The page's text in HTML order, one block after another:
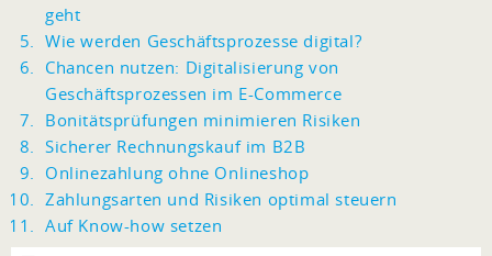
geht
Wie werden Geschäftsprozesse digital?
Chancen nutzen: Digitalisierung von
Geschäftsprozessen im E-Commerce
Bonitätsprüfungen minimieren Risiken
Sicherer Rechnungskauf im B2B
Onlinezahlung ohne Onlineshop
Zahlungsarten und Risiken optimal steuern
Auf Know-how setzen